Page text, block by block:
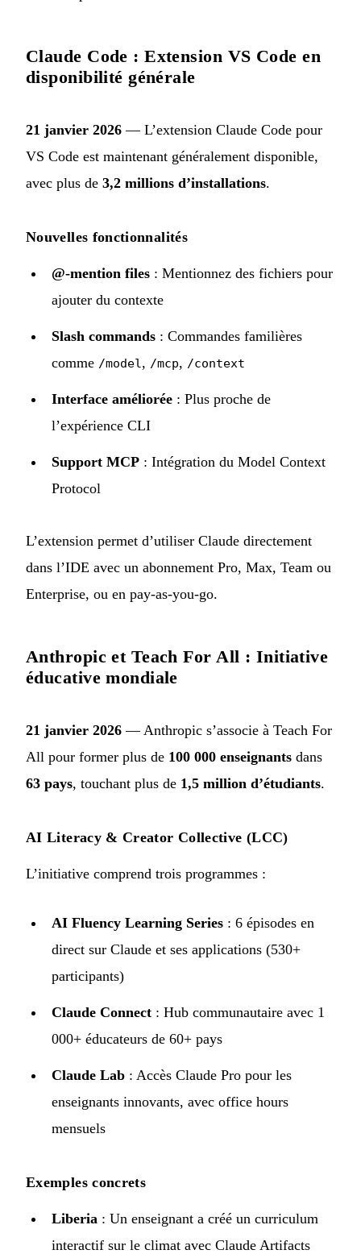
Claude Code : Extension VS Code en
disponibilité générale
21 janvier 2026 — L’extension Claude Code pour
VS Code est maintenant généralement disponible,
avec plus de 3,2 millions d’installations.
Nouvelles fonctionnalités
@-mention files : Mentionnez des fichiers pour
ajouter du contexte
Slash commands : Commandes familières
comme /model, /mcp, /context
Interface améliorée : Plus proche de
l’expérience CLI
Support MCP : Intégration du Model Context
Protocol
L’extension permet d’utiliser Claude directement
dans l’IDE avec un abonnement Pro, Max, Team ou
Enterprise, ou en pay-as-you-go.
Anthropic et Teach For All : Initiative
éducative mondiale
21 janvier 2026 — Anthropic s’associe à Teach For
All pour former plus de 100 000 enseignants dans
63 pays, touchant plus de 1,5 million d’étudiants.
AI Literacy & Creator Collective (LCC)
L’initiative comprend trois programmes :
AI Fluency Learning Series : 6 épisodes en
direct sur Claude et ses applications (530+
participants)
Claude Connect : Hub communautaire avec 1
000+ éducateurs de 60+ pays
Claude Lab : Accès Claude Pro pour les
enseignants innovants, avec office hours
mensuels
Exemples concrets
Liberia : Un enseignant a créé un curriculum
interactif sur le climat avec Claude Artifacts